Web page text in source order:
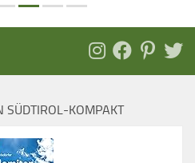
SÜDTIROL-KOMPAKT